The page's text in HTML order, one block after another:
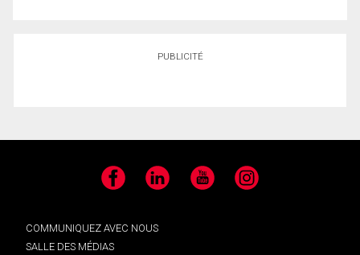
PUBLICITÉ
Facebook LinkedIn YouTube Instagram
COMMUNIQUEZ AVEC NOUS
SALLE DES MÉDIAS